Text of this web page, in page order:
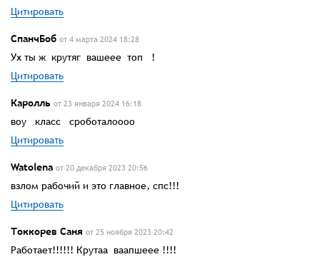
Цитировать
СпанчБоб от 4 марта 2024 18:28
Ух ты ж крутяг вашеее топ !
Цитировать
Каролль от 23 января 2024 16:18
воу класс сроботалоооо
Цитировать
Watolena от 20 декабря 2023 20:56
взлом рабочий и это главное, спс!!!
Цитировать
Токкорев Саня от 25 ноября 2023 20:42
Работает!!!!!! Крутаа ваапшеее !!!!